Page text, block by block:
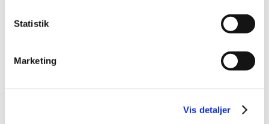
Statistik
Marketing
Vis detaljer
2006 (9)
Meddelelser om forsyning af medicin til mennesker og dyr